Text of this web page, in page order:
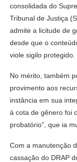
consolidada do
Tribunal de Justiça
admite a licitude de
desde que o
viole sigilo protegido.
No mérito, também
provimento aos
instância em sua
à cota de gênero foi
probatório”, que ia
Com a manutenção
cassação do DRAP